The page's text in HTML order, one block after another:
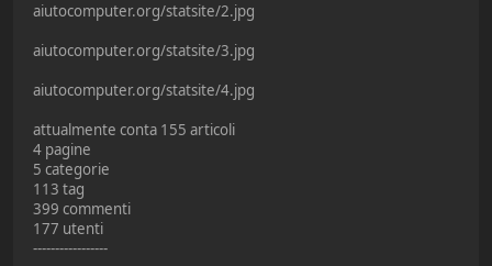
aiutocomputer.org/statsite/2.jpg
aiutocomputer.org/statsite/3.jpg
aiutocomputer.org/statsite/4.jpg
attualmente conta 155 articoli
4 pagine
5 categorie
113 tag
399 commenti
177 utenti
-----------------